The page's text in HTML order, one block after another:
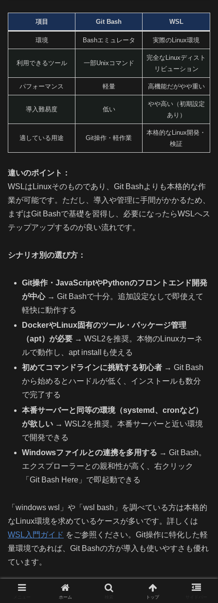
項目 Git Bash WSL
環境 Bashエミュレータ 実際のLinux環境
利用できるツール 一部Unixコマンド
完全なLinuxディスト
リビューション
パフォーマンス 軽量 高機能だがやや重い
導入難易度 低い
やや高い（初期設定
あり）
適している用途 Git操作・軽作業
本格的なLinux開発・
検証
違いのポイント：
WSLはLinuxそのものであり、Git Bashよりも本格的な作
業が可能です。ただし、導入や管理に手間がかかるため、
まずはGit Bashで基礎を習得し、必要になったらWSLへス
テップアップするのが良い流れです。
シナリオ別の選び方：
Git操作・JavaScriptやPythonのフロントエンド開発
が中心→ Git Bashで十分。追加設定なしで即使えて
軽快に動作する
DockerやLinux固有のツール・パッケージ管理
（apt）が必要 → WSL2を推奨。本物のLinuxカーネ
ルで動作し、apt installも使える
初めてコマンドラインに挑戦する初心者 → Git Bash
から始めるとハードルが低く、インストールも数分
で完了する
本番サーバーと同等の環境（systemd、cronなど）
が欲しい → WSL2を推奨。本番サーバーと近い環境
で開発できる
Windowsファイルとの連携を多用する → Git Bash。
エクスプローラーとの親和性が高く、右クリック
「Git Bash Here」で即起動できる
「windows wsl」や「wsl bash」を調べている方は本格的
なLinux環境を求めているケースが多いです。詳しくは
WSL入門ガイド をご参照ください。Git操作に特化した軽
量環境であれば、Git Bashの方が導入も使いやすさも優れ
ています。
Git Bash vs Cygwin
ホーム トップ